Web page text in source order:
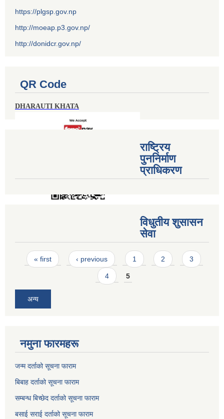
https://plgsp.gov.np
http://moeap.p3.gov.np/
http://donidcr.gov.np/
QR Code
DHARAUTI KHATA
राष्ट्रिय
पुननिर्माण
प्राधिकरण
विधुतीय शुसासन
सेवा
Pages
« first ‹ previous 1 2 3
4 5
अन्य
नमुना फारमहरू
जन्म दर्ताको सूचना फाराम
बिबाह दर्ताको सूचना फाराम
सम्बन्ध बिच्छेद दर्ताको सूचना फाराम
बसाई सराई दर्ताको सूचना फाराम